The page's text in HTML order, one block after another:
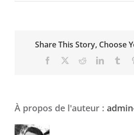
Share This Story, Choose
Facebook RedditLinkedIn
À propos de l'auteur :